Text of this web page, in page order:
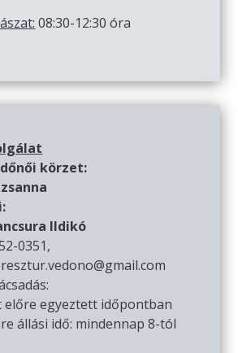
08:30-12:30 óra
körzet:
Ildikó
0351,
előre egyeztett időpontban
állási idő: mindennap 8-tól